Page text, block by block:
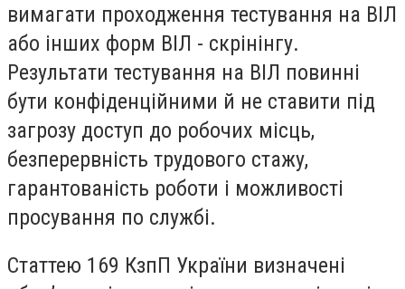
вимагати проходження тестування на ВІЛ
або інших форм ВІЛ - скрінінгу.
Результати тестування на ВІЛ повинні
бути конфіденційними й не ставити під
загрозу доступ до робочих місць,
безперервність трудового стажу,
гарантованість роботи і можливості
просування по службі.
Статтею 169 КзпП України визначені